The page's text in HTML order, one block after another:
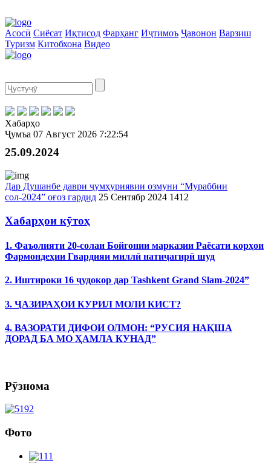
Асосӣ Сиёсат Иқтисод Фарҳанг Иҷтимоъ Ҷавонон Варзиш
Туризм Китобхона Видео
Хабарҳо
Ҷумъа 07 Август 2026 7:22:54
25.09.2024
Дар Душанбе даври ҷумҳуриявии озмуни “Мураббии
сол-2024” оғоз гардид 25 Сентябр 2024 1412
Хабарҳои кӯтоҳ
1. Фаъолияти 20-солаи Бойгонии марказии Раёсати корҳои
Фармондеҳии Гвардияи миллӣ натиҷагирӣ шуд
2. Иштироки 16 ҷудокор дар Tashkent Grand Slam-2024”
3. ҶАЗИРАҲОИ КУРИЛ МОЛИ КИСТ?
4. ВАЗОРАТИ ДИФОИ ОЛМОН: “РУСИЯ НАҚША
ДОРАД БА МО ҲАМЛА КУНАД”
Рӯзнома
Фото